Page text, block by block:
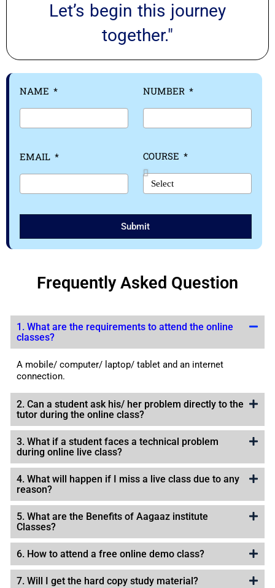
Let’s begin this journey
together."
NAME NUMBER
EMAIL COURSE
Submit
Frequently Asked Question
1. What are the requirements to attend the online
classes?
A mobile/ computer/ laptop/ tablet and an internet
connection.
2. Can a student ask his/ her problem directly to the
tutor during the online class?
3. What if a student faces a technical problem
during online live class?
4. What will happen if I miss a live class due to any
reason?
5. What are the Benefits of Aagaaz institute
Classes?
6. How to attend a free online demo class?
7. Will I get the hard copy study material?